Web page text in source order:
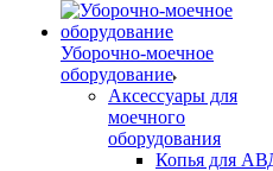
Уборочно-моечное
оборудование
Аксессуары для
моечного
оборудования
Копья для